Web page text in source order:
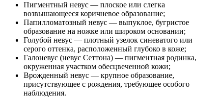
Пигментный невус — плоское или слегка
возвышающееся коричневое образование;
Папилломатозный невус — выпуклое, бугристое
образование на ножке или широком основании;
Голубой невус — плотный узелок синеватого или
серого оттенка, расположенный глубоко в коже;
Галоневус (невус Сеттона) — пигментная родинка,
окруженная участком обесцвеченной кожи;
Врожденный невус — крупное образование,
присутствующее с рождения, требующее особого
наблюдения.